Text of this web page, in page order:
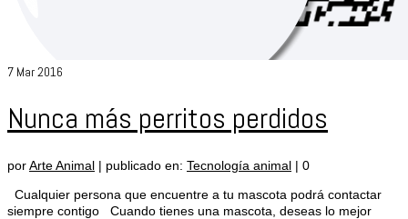
7 Mar 2016
Nunca más perritos perdidos
porArte Animal | publicado en: Tecnología animal | 0
Cualquier persona que encuentre a tu mascota podrá contactar
siempre contigo Cuando tienes una mascota, deseas lo mejor